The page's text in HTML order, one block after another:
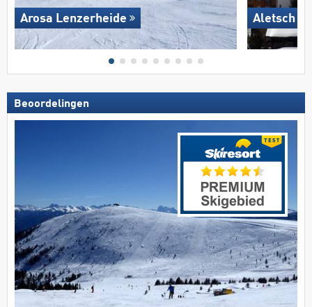
Arosa Lenzerheide Aletsch
Beoordelingen